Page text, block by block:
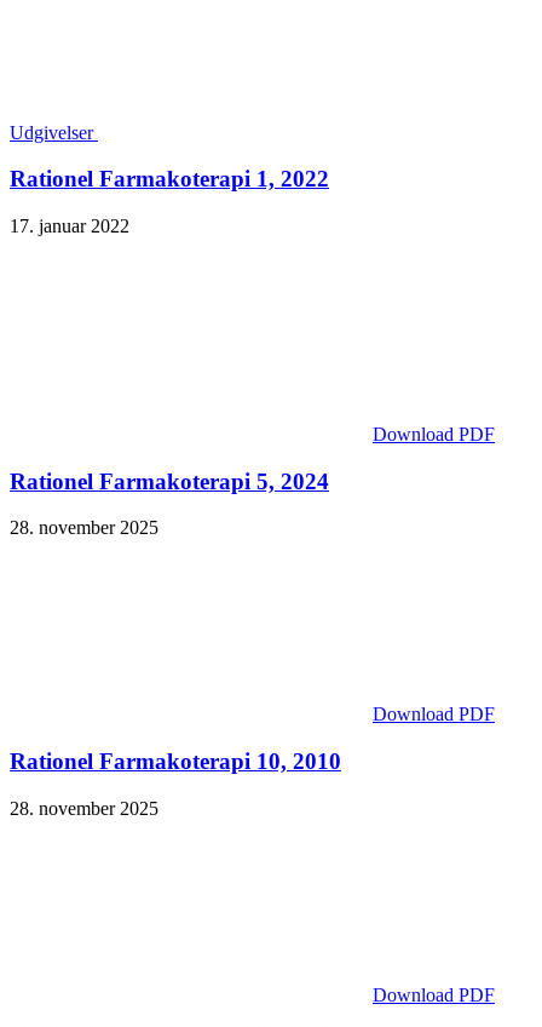
Udgivelser
Rationel Farmakoterapi 1, 2022
17. januar 2022
Download PDF
Rationel Farmakoterapi 5, 2024
28. november 2025
Download PDF
Rationel Farmakoterapi 10, 2010
28. november 2025
Download PDF